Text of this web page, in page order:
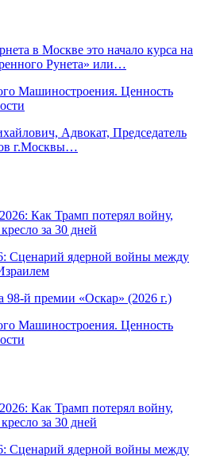
в Москве это начало курса на
Рунета» или…
Машиностроения. Ценность
Адвокат, Председатель
г.Москвы…
Как Трамп потерял войну,
за 30 дней
Сценарий ядерной войны между
98-й премии «Оскар» (2026 г.)
Машиностроения. Ценность
Как Трамп потерял войну,
за 30 дней
Сценарий ядерной войны между